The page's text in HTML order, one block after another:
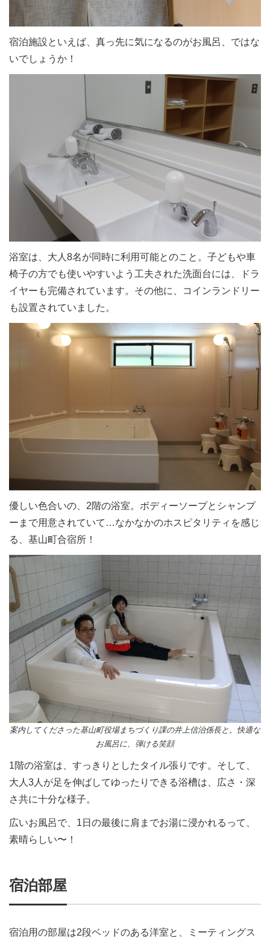
宿泊施設といえば、真っ先に気になるのがお風呂、ではな
いでしょうか！
浴室は、大人8名が同時に利用可能とのこと。子どもや車
椅子の方でも使いやすいよう工夫された洗面台には、ドラ
イヤーも完備されています。その他に、コインランドリー
も設置されていました。
優しい色合いの、2階の浴室。ボディーソープとシャンプ
ーまで用意されていて…なかなかのホスピタリティを感じ
る、基山町合宿所！
案内してくださった基山町役場まちづくり課の井上信治係長と。快適な
お風呂に、弾ける笑顔
1階の浴室は、すっきりとしたタイル張りです。そして、
大人3人が足を伸ばしてゆったりできる浴槽は、広さ・深
さ共に十分な様子。
広いお風呂で、1日の最後に肩までお湯に浸かれるって、
素晴らしい〜！
宿泊部屋
宿泊用の部屋は2段ベッドのある洋室と、ミーティングス